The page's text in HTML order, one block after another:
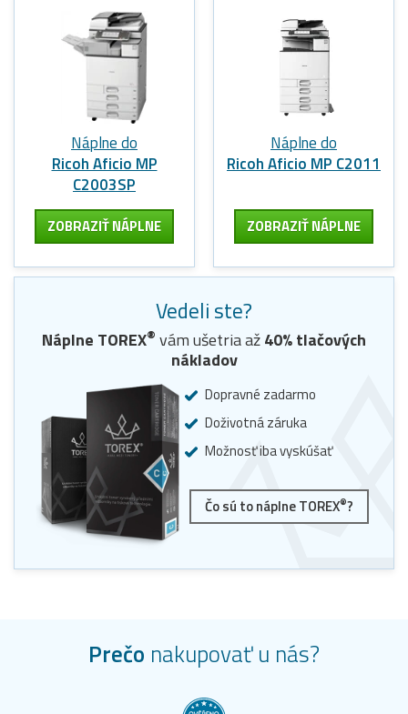
Náplne do
Ricoh Aficio MP
C2003SP
ZOBRAZIŤ NÁPLNE
Náplne do
Ricoh Aficio MP C2011
ZOBRAZIŤ NÁPLNE
Vedeli ste?
Náplne TOREX® vám ušetria až40% tlačových
nákladov
Dopravné zadarmo
Doživotná záruka
Možnosť iba vyskúšať
Čo sú to náplne TOREX®?
Prečo nakupovať u nás?